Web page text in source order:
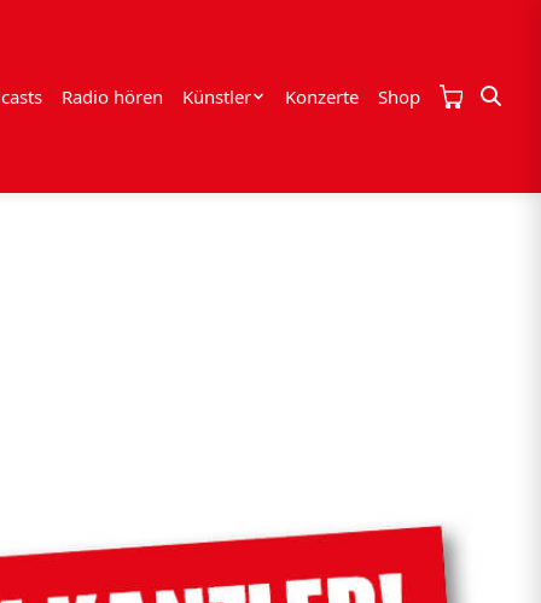
Radio hören Künstler Konzerte Shop